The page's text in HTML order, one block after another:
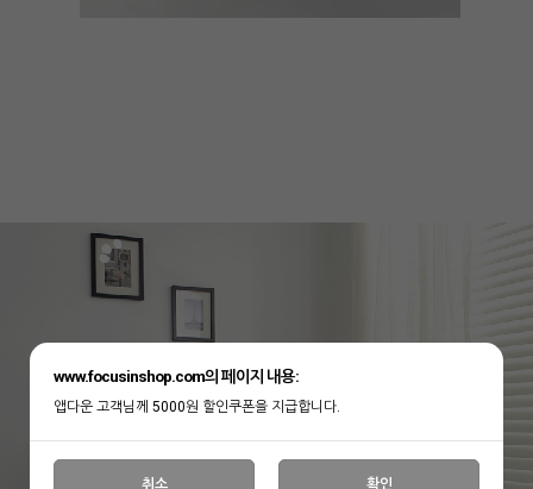
www.focusinshop.com의 페이지 내용:
앱다운 고객님께 5000원 할인쿠폰을 지급합니다.
취소 확인